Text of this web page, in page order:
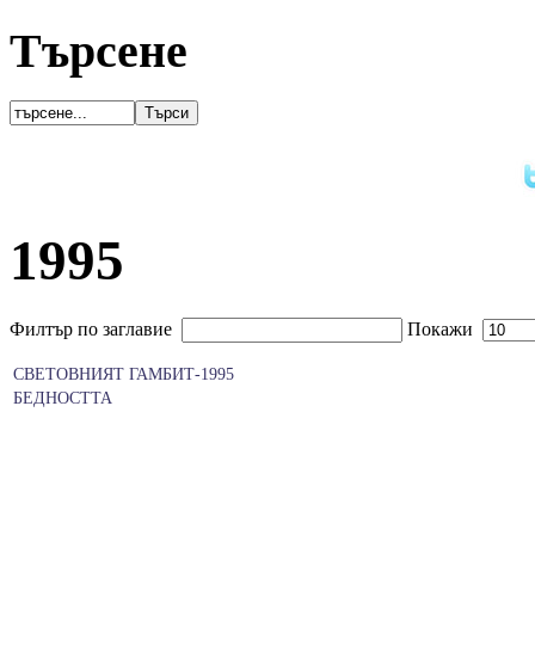
Търсене
1995
Филтър по заглавие Покажи
СВЕТОВНИЯТ ГАМБИТ-1995
БЕДНОСТТА